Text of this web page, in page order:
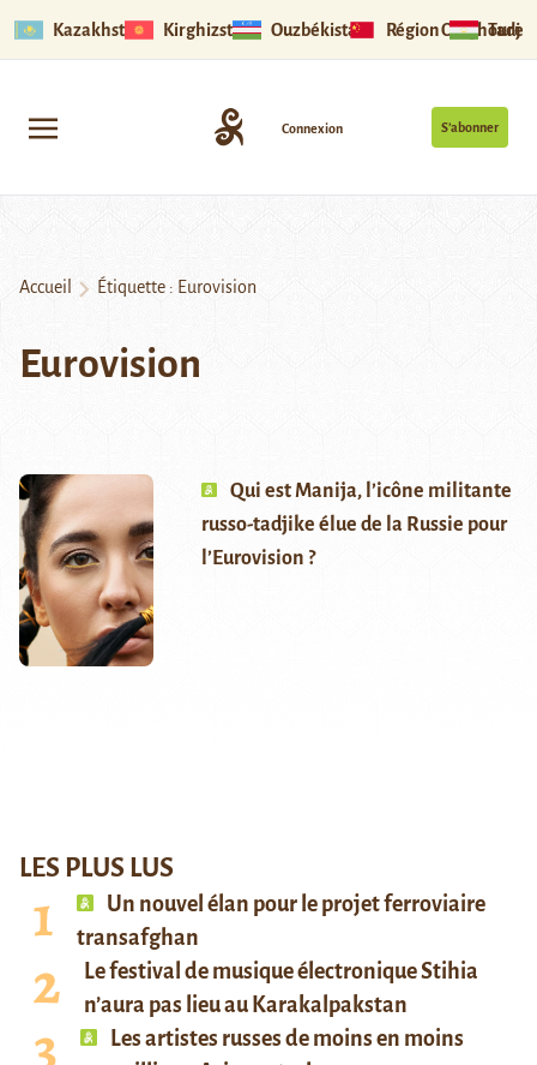
Kazakhstan Kirghizstan Ouzbékistan Région Ouïghoure
S’abonner
Connexion
Accueil Étiquette : Eurovision
Eurovision
Qui est Manija, l’icône militante
russo-tadjike élue de la Russie pour
l’Eurovision ?
LES PLUS LUS
Un nouvel élan pour le projet ferroviaire
transafghan
Le festival de musique électronique Stihia
n’aura pas lieu au Karakalpakstan
Les artistes russes de moins en moins